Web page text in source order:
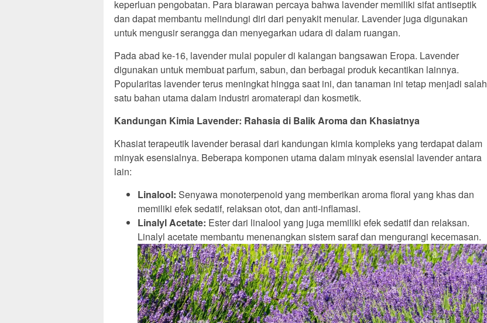
keperluan pengobatan. Para biarawan percaya bahwa lavender memiliki sifat antiseptik
dan dapat membantu melindungi diri dari penyakit menular. Lavender juga digunakan
untuk mengusir serangga dan menyegarkan udara di dalam ruangan.
Pada abad ke-16, lavender mulai populer di kalangan bangsawan Eropa. Lavender
digunakan untuk membuat parfum, sabun, dan berbagai produk kecantikan lainnya.
Popularitas lavender terus meningkat hingga saat ini, dan tanaman ini tetap menjadi salah
satu bahan utama dalam industri aromaterapi dan kosmetik.
Kandungan Kimia Lavender: Rahasia di Balik Aroma dan Khasiatnya
Khasiat terapeutik lavender berasal dari kandungan kimia kompleks yang terdapat dalam
minyak esensialnya. Beberapa komponen utama dalam minyak esensial lavender antara
lain:
Linalool: Senyawa monoterpenoid yang memberikan aroma floral yang khas dan
memiliki efek sedatif, relaksan otot, dan anti-inflamasi.
Linalyl Acetate: Ester dari linalool yang juga memiliki efek sedatif dan relaksan.
Linalyl acetate membantu menenangkan sistem saraf dan mengurangi kecemasan.